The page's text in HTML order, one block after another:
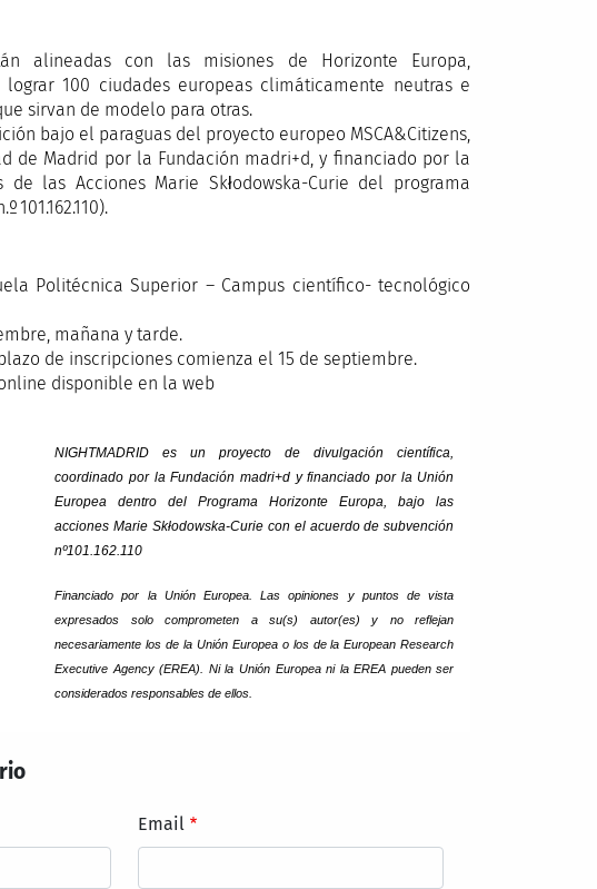
alineadas con las misiones de Horizonte Europa,
100 ciudades europeas climáticamente neutras e
sirvan de modelo para otras.
bajo el paraguas del proyecto europeo MSCA&Citizens,
de Madrid por la Fundación madri+d, y financiado por la
de las Acciones Marie Skłodowska-Curie del programa
101.162.110).
Politécnica Superior – Campus científico- tecnológico
mañana y tarde.
de inscripciones comienza el 15 de septiembre.
disponible en la web
NIGHTMADRID es un proyecto de divulgación científica,
coordinado por la Fundación madri+d y financiado por la Unión
Europea dentro del Programa Horizonte Europa, bajo las
acciones Marie Skłodowska-Curie con el acuerdo de subvención
nº101.162.110
Financiado por la Unión Europea. Las opiniones y puntos de vista
expresados solo comprometen a su(s) autor(es) y no reflejan
necesariamente los de la Unión Europea o los de la European Research
Executive Agency (EREA). Ni la Unión Europea ni la EREA pueden ser
considerados responsables de ellos.
Email